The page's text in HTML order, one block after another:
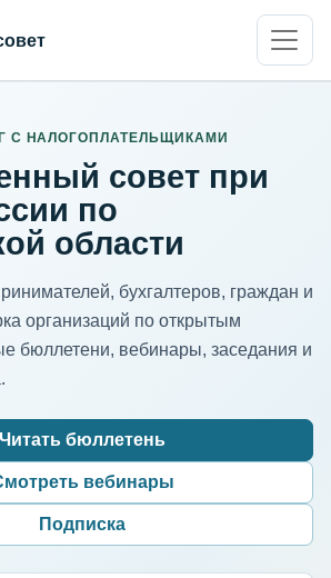
С НАЛОГОПЛАТЕЛЬЩИКАМИ
совет при
по
области
бухгалтеров, граждан и
организаций по открытым
бюллетени, вебинары, заседания и
Читать бюллетень
вебинары
Подписка